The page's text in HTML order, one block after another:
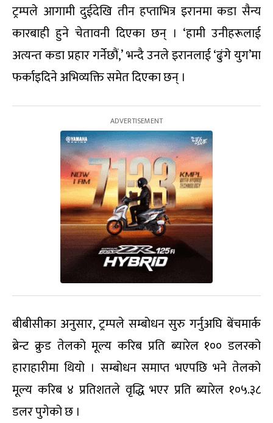
ट्रम्पले आगामी दुईदेखि तीन हप्ताभित्र इरानमा कडा सैन्य
कारबाही हुने चेतावनी दिएका छन् । ‘हामी उनीहरूलाई
अत्यन्त कडा प्रहार गर्नेछौं,’ भन्दै उनले इरानलाई ‘ढुंगे युग’मा
फर्काइदिने अभिव्यक्ति समेत दिएका छन् ।
बीबीसीका अनुसार, ट्रम्पले सम्बोधन सुरु गर्नुअघि बेंचमार्क
ब्रेन्ट क्रुड तेलको मूल्य करिब प्रति ब्यारेल १०० डलरको
हाराहारीमा थियो । सम्बोधन समाप्त भएपछि भने तेलको
मूल्य करिब ४ प्रतिशतले वृद्धि भएर प्रति ब्यारेल १०५.३८
डलर पुगेको छ ।